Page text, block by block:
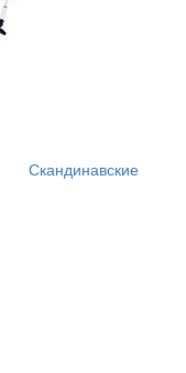
Скандинавские